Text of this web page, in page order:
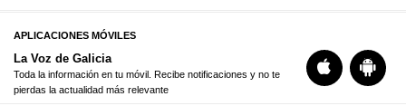
APLICACIONES MÓVILES
La Voz de Galicia
Toda la información en tu móvil. Recibe notificaciones y no te
pierdas la actualidad más relevante